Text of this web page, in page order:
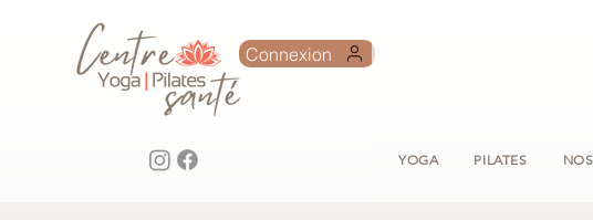
Connexion
YOGA PILATES